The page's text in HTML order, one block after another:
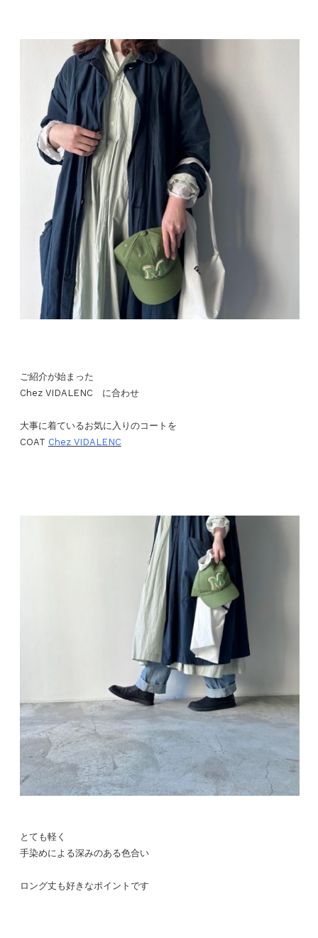
ご紹介が始まった
Chez VIDALENC に合わせ
大事に着ているお気に入りのコートを
COAT Chez VIDALENC
とても軽く
手染めによる深みのある色合い
ロング丈も好きなポイントです